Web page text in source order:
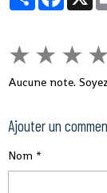
★ ★ ★ ★
Aucune note.
Ajouter un
Nom